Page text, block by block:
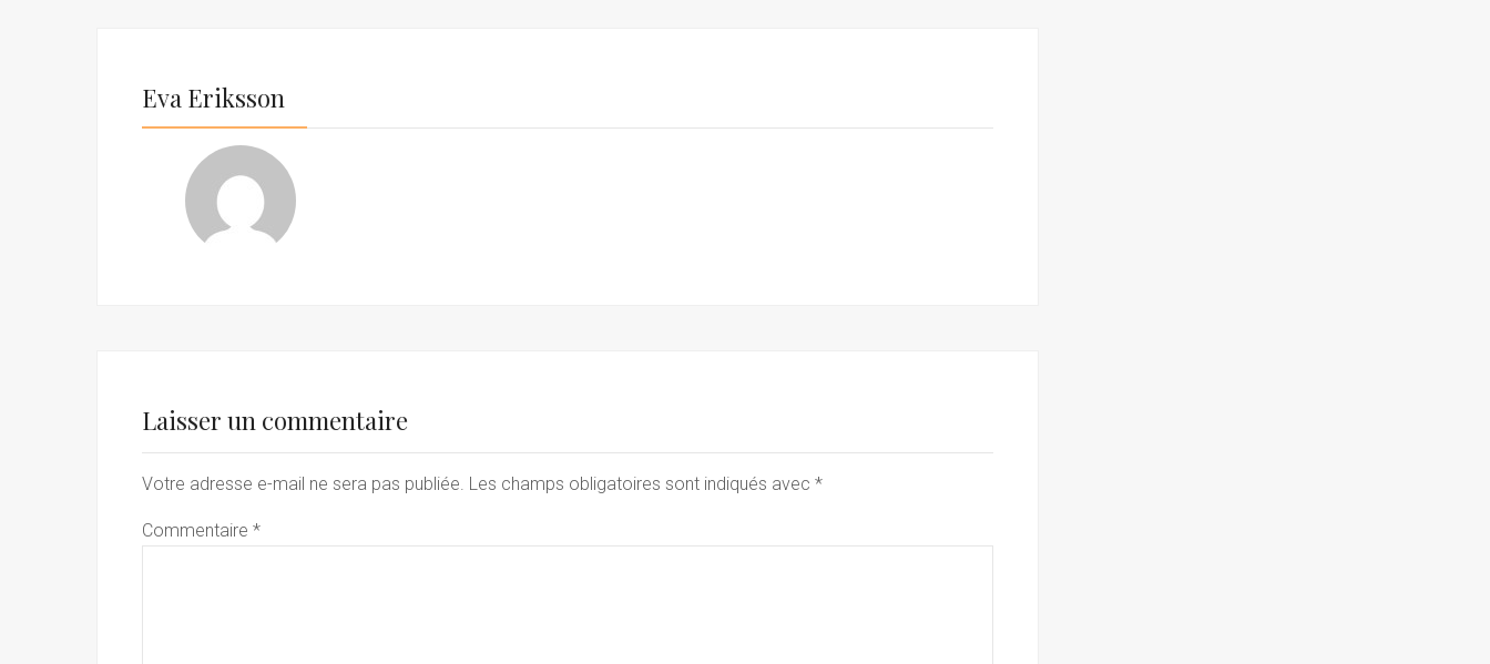
Eva Eriksson
Laisser un commentaire
Votre adresse e-mail ne sera pas publiée. Les champs obligatoires sont indiqués avec *
Commentaire *